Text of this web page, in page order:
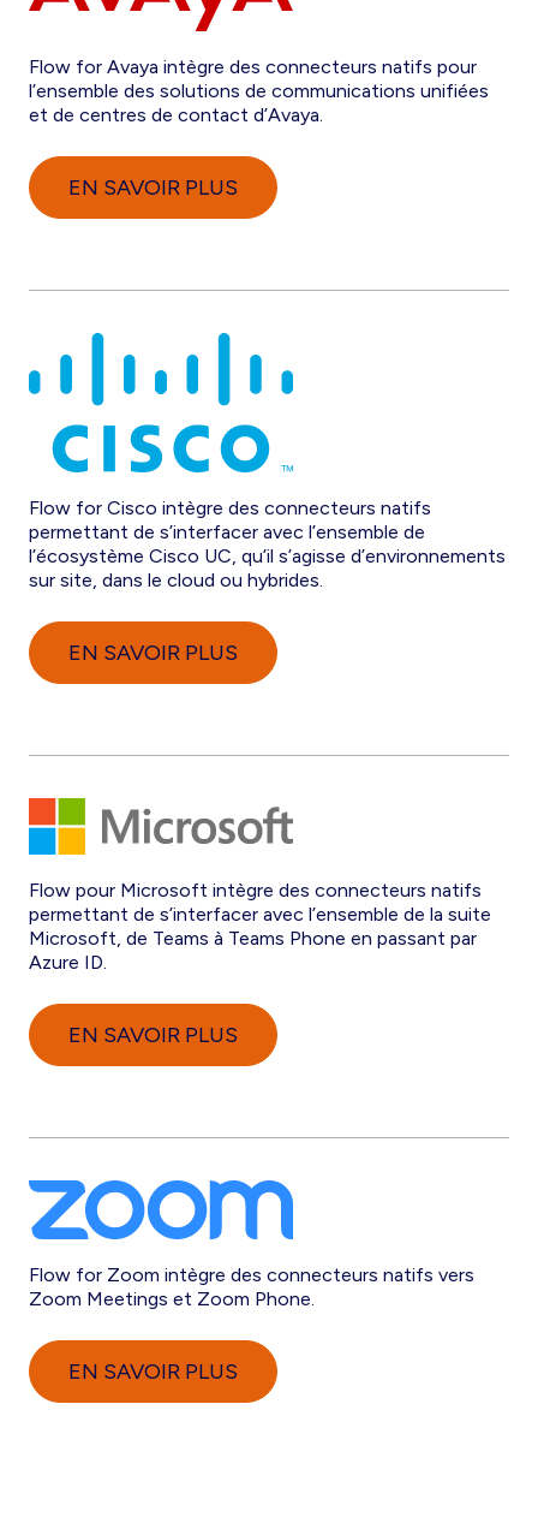
Flow for Avaya intègre des connecteurs natifs pour
l’ensemble des solutions de communications unifiées
et de centres de contact d’Avaya.
EN SAVOIR PLUS
Flow for Cisco intègre des connecteurs natifs
permettant de s’interfacer avec l’ensemble de
l’écosystème Cisco UC, qu’il s’agisse d’environnements
sur site, dans le cloud ou hybrides.
EN SAVOIR PLUS
Flow pour Microsoft intègre des connecteurs natifs
permettant de s’interfacer avec l’ensemble de la suite
Microsoft, de Teams à Teams Phone en passant par
Azure ID.
EN SAVOIR PLUS
Flow for Zoom intègre des connecteurs natifs vers
Zoom Meetings et Zoom Phone.
EN SAVOIR PLUS